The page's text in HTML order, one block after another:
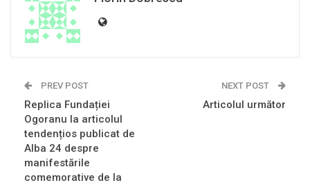
PREV POST
Replica Fundației
Ogoranu la articolul
tendențios publicat de
Alba 24 despre
manifestările
comemorative de la
NEXT POST
Articolul următor